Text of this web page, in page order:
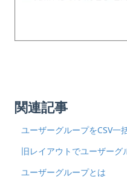
関連記事
ユーザーグループをCSV一
旧レイアウトでユーザーグ
ユーザーグループとは